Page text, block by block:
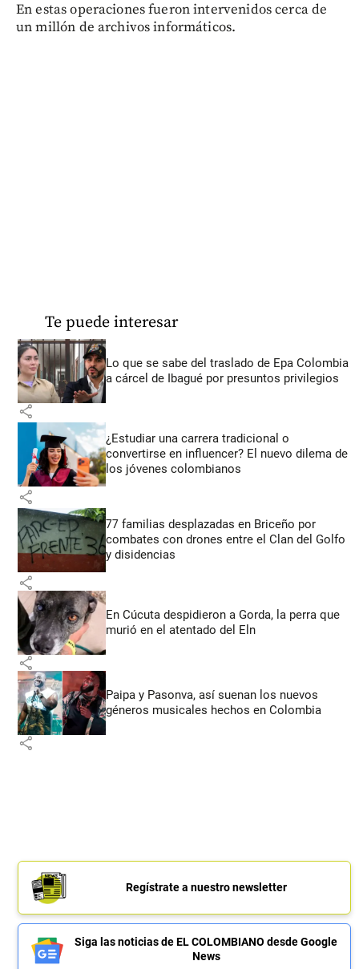
En estas operaciones fueron intervenidos cerca de
un millón de archivos informáticos.
Te puede interesar
Lo que se sabe del traslado de Epa Colombia
a cárcel de Ibagué por presuntos privilegios
share
¿Estudiar una carrera tradicional o
convertirse en influencer? El nuevo dilema de
los jóvenes colombianos
share
77 familias desplazadas en Briceño por
combates con drones entre el Clan del Golfo
y disidencias
share
En Cúcuta despidieron a Gorda, la perra que
murió en el atentado del Eln
share
Paipa y Pasonva, así suenan los nuevos
géneros musicales hechos en Colombia
share
Regístrate a nuestro newsletter
Siga las noticias de EL COLOMBIANO desde Google
News